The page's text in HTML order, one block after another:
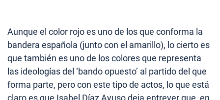
Aunque el color rojo es uno de los que conforma la
bandera española (junto con el amarillo), lo cierto es
que también es uno de los colores que representa
las ideologías del ‘bando opuesto’ al partido del que
forma parte, pero con este tipo de actos, lo que está
claro es que Isabel Díaz Ayuso deja entrever que, en